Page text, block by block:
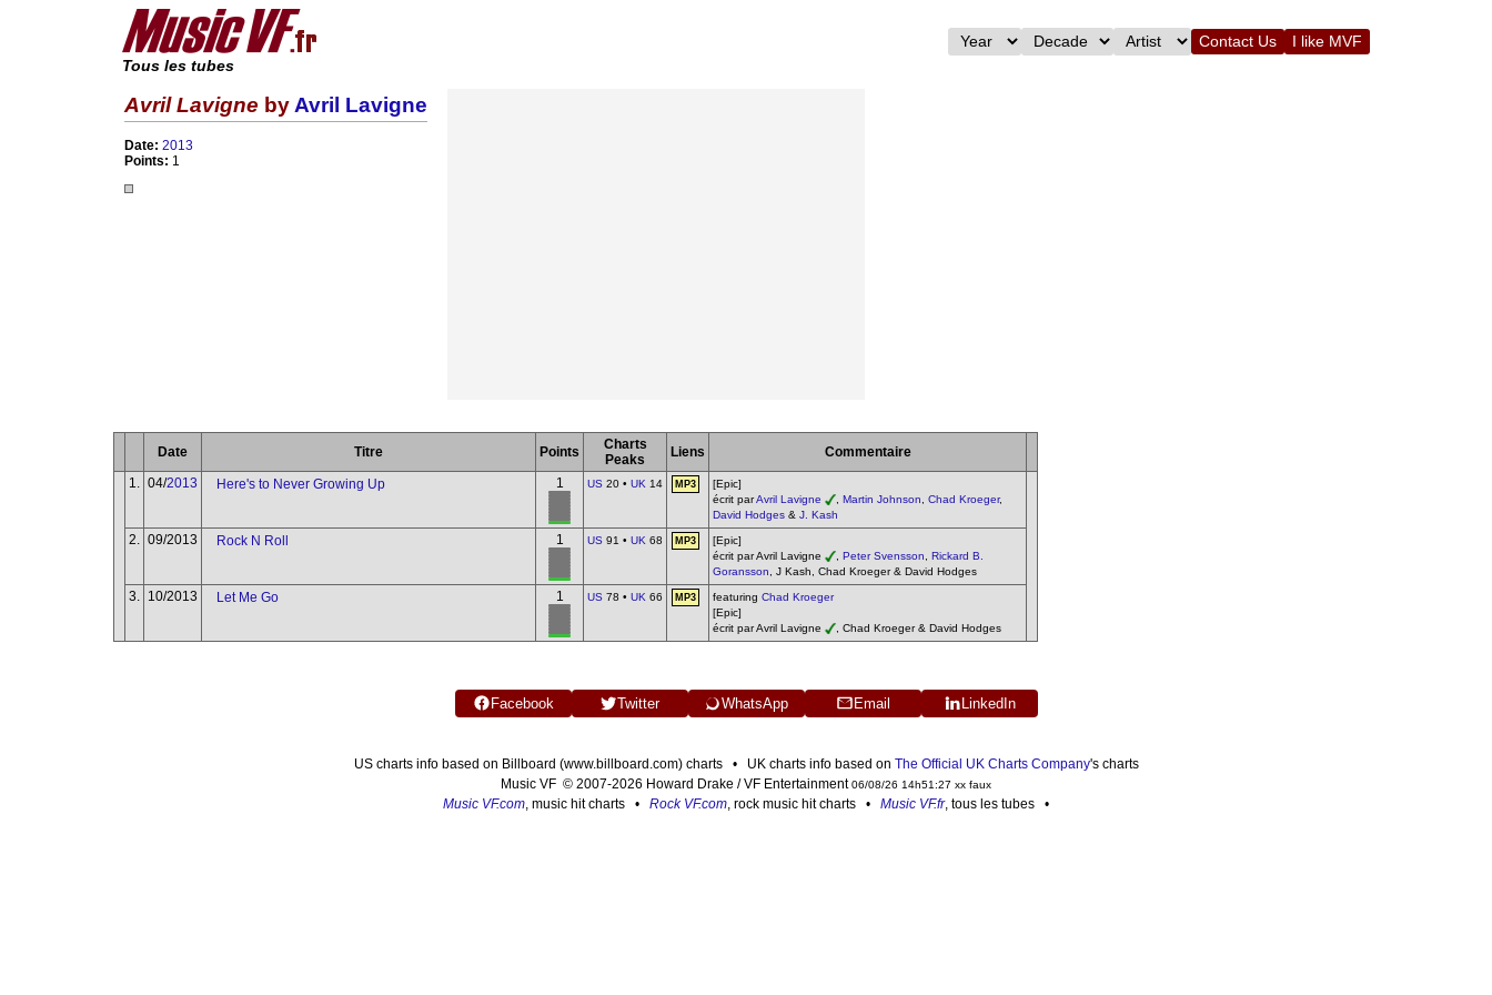
Tous les tubes
Contact Us I like MVF
Avril Lavigne by Avril Lavigne
Date: 2013
Points: 1
Date Titre Points
Charts
Peaks
Liens
Commentaire
1.
04/2013 Here's to Never Growing Up 1 US 20 • UK 14 MP3
[Epic]
écrit parAvril Lavigne Martin Johnson Chad Kroeger,
David Hodges & J. Kash
2. 09/2013 Rock N Roll 1 US 91 • UK 68 MP3
[Epic]
écrit par Avril Lavigne
Peter Svensson
Rickard B.
Goransson , J Kash, Chad Kroeger & David Hodges
3. 10/2013 Let Me Go 1 US 78 • UK 66 MP3 featuring Chad Kroeger
[Epic]
écrit par Avril Lavigne
, Chad Kroeger & David Hodges
Facebook Twitter WhatsApp Email LinkedIn
US charts info based on Billboard (www.billboard.com) charts • UK charts info based on The Official UK Charts Company's charts
Music VF © 2007-2026 Howard Drake / VF Entertainment06/08/26 14h51:27 xx faux
Music VF.com , music hit charts • Rock VF.com , rock music hit charts • Music VF.fr, tous les tubes •